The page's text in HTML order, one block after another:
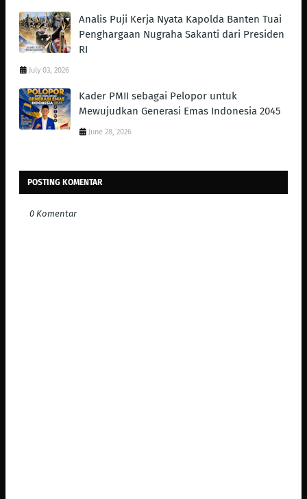
Analis Puji Kerja Nyata Kapolda Banten Tuai
Penghargaan Nugraha Sakanti dari Presiden
RI
July 03, 2026
Kader PMII sebagai Pelopor untuk
Mewujudkan Generasi Emas Indonesia 2045
June 28, 2026
POSTING KOMENTAR
0 Komentar